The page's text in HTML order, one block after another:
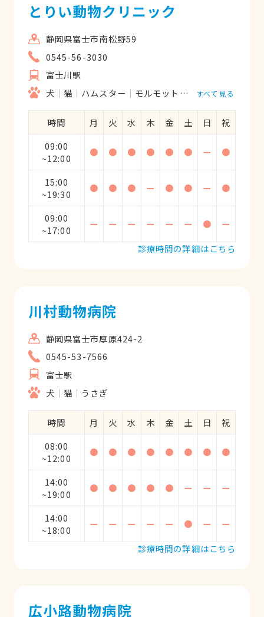
とりい動物クリニック
静岡県富士市南松野59
0545-56-3030
富士川駅
犬
猫 ハムスター モルモット フェレット
すべて見る
時間 月 火 水 木 金 土 日
祝
09:00
~12:00
● ● ● ● ● ● ー ●
15:00
~19:30
● ● ● ー ● ● ー ●
09:00
~17:00
ー ー ー ー ー ー ●
ー
診療時間の詳細はこちら
川村動物病院
静岡県富士市厚原424-2
0545-53-7566
富士駅
犬
猫 うさぎ
時間 月 火 水 木 金 土 日
祝
08:00
~12:00
● ● ● ● ● ● ● ●
14:00
~19:00
● ● ● ● ● ー ー ー
14:00
~18:00
ー ー ー ー ー ● ー
ー
診療時間の詳細はこちら
広小路動物病院